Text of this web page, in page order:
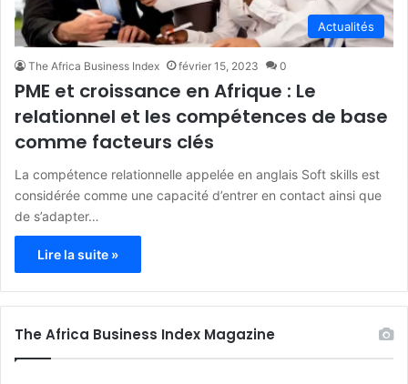
Actualités
The Africa Business Index février 15, 2023 0
PME et croissance en Afrique : Le
relationnel et les compétences de base
comme facteurs clés
La compétence relationnelle appelée en anglais Soft skills est
considérée comme une capacité d’entrer en contact ainsi que
de s’adapter…
Lire la suite »
The Africa Business Index Magazine